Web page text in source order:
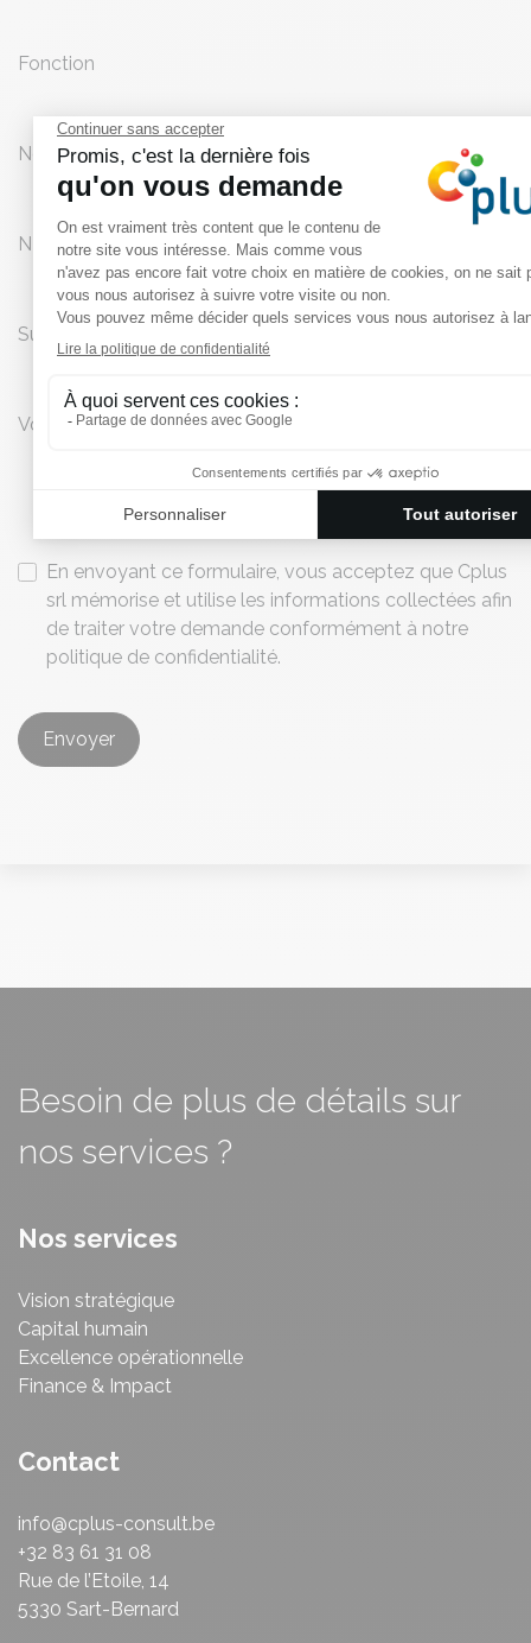
Fonction
Nom de la société *
N° TVA*
Sujet de votre demande
Votre demande*
En envoyant ce formulaire, vous acceptez que Cplus
srl mémorise et utilise les informations collectées afin
de traiter votre demande conformément à notre
politique de confidentialité.
Envoyer
Besoin de plus de détails sur
nos services ?
Nos services
Vision stratégique
Capital humain
Excellence opérationnelle
Finance & Impact
Contact
info@cplus-consult.be
+32 83 61 31 08
Rue de l’Etoile, 14
5330 Sart-Bernard